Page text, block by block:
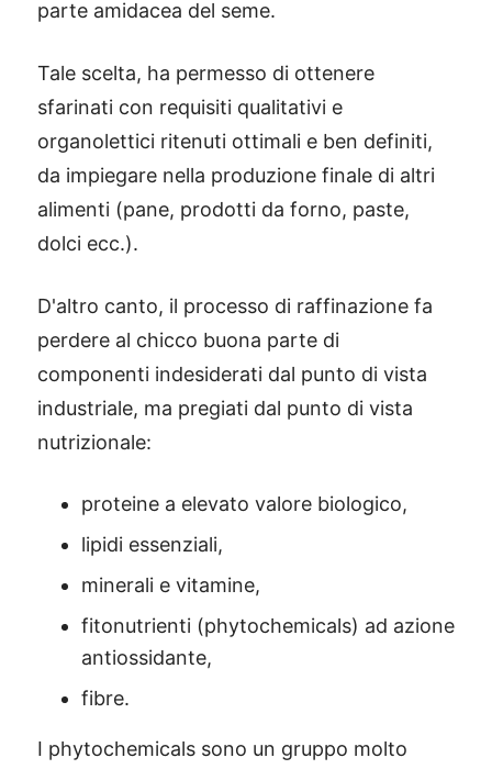
parte amidacea del seme.
Tale scelta, ha permesso di ottenere
sfarinati con requisiti qualitativi e
organolettici ritenuti ottimali e ben definiti,
da impiegare nella produzione finale di altri
alimenti (pane, prodotti da forno, paste,
dolci ecc.).
D'altro canto, il processo di raffinazione fa
perdere al chicco buona parte di
componenti indesiderati dal punto di vista
industriale, ma pregiati dal punto di vista
nutrizionale:
proteine a elevato valore biologico,
lipidi essenziali,
minerali e vitamine,
fitonutrienti (phytochemicals) ad azione
antiossidante,
fibre.
I phytochemicals sono un gruppo molto